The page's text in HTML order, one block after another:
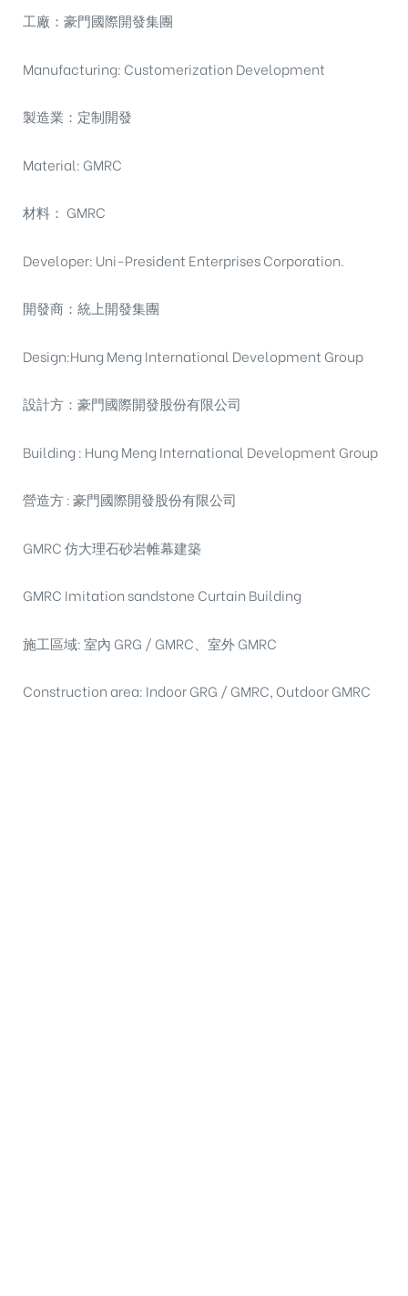
工廠：豪門國際開發集團
Manufacturing: Customerization Development
製造業：定制開發
Material: GMRC
材料： GMRC
Developer: Uni-President Enterprises Corporation.
開發商：統上開發集團
Design:Hung Meng International Development Group
設計方：豪門國際開發股份有限公司
Building : Hung Meng International Development Group
營造方 : 豪門國際開發股份有限公司
GMRC 仿大理石砂岩帷幕建築
GMRC Imitation sandstone Curtain Building
施工區域: 室內 GRG / GMRC、室外 GMRC
Construction area: Indoor GRG / GMRC, Outdoor GMRC